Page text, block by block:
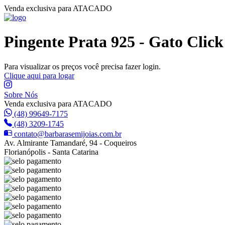
Venda exclusiva para ATACADO
Pingente Prata 925 - Gato Click
Para visualizar os preços você precisa fazer login.
Clique aqui para logar
Sobre Nós
Venda exclusiva para ATACADO
(48) 99649-7175
(48) 3209-1745
contato@barbarasemijoias.com.br
Av. Almirante Tamandaré, 94 - Coqueiros
Florianópolis - Santa Catarina